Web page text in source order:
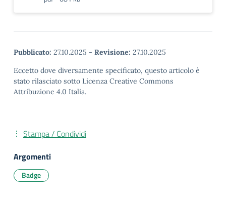
Pubblicato: 27.10.2025 - Revisione: 27.10.2025
Eccetto dove diversamente specificato, questo articolo è
stato rilasciato sotto Licenza Creative Commons
Attribuzione 4.0 Italia.
Stampa / Condividi
Argomenti
Badge